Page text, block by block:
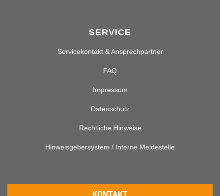
SERVICE
Servicekontakt & Ansprechpartner
FAQ
Impressum
Datenschutz
Rechtliche Hinweise
Hinweisgebersystem / Interne Meldestelle